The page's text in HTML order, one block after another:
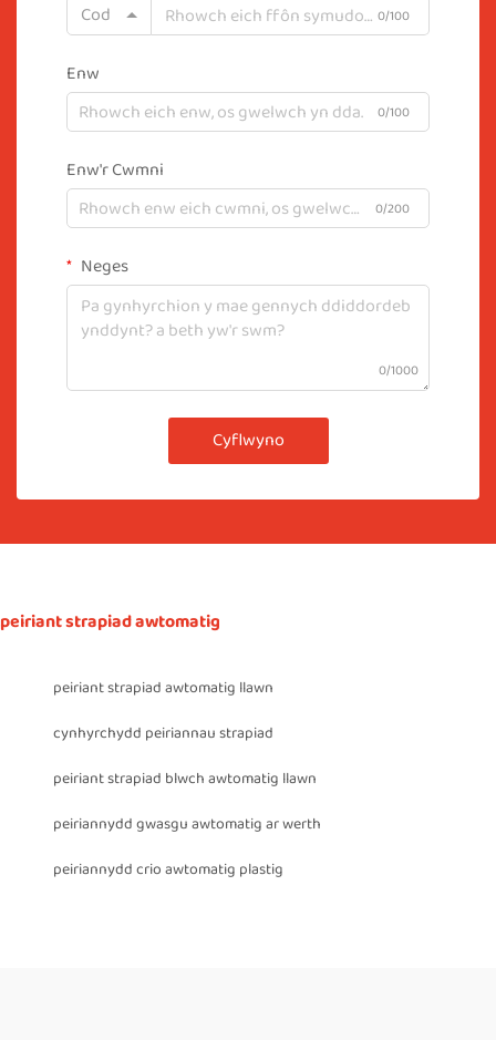
Cod
0/100
Enw
0/100
Enw'r Cwmni
0/200
Neges
0/1000
Cyflwyno
peiriant strapiad awtomatig
peiriant strapiad awtomatig llawn
cynhyrchydd peiriannau strapiad
peiriant strapiad blwch awtomatig llawn
peiriannydd gwasgu awtomatig ar werth
peiriannydd crio awtomatig plastig